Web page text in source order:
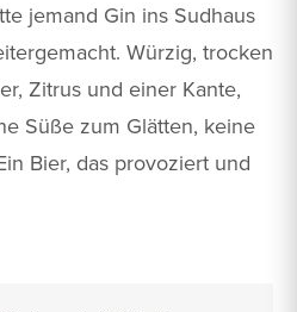
jemand Gin ins Sudhaus
Würzig, trocken
Zitrus und einer Kante,
Süße zum Glätten, keine
Bier, das provoziert und